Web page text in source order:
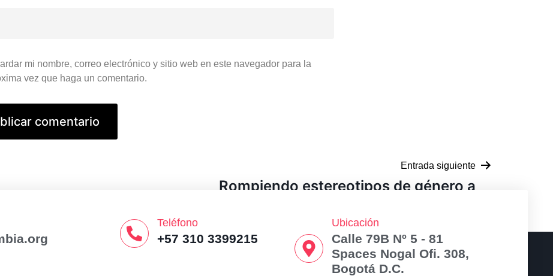
mi nombre, correo electrónico y sitio web en este navegador para la
vez que haga un comentario.
Entrada siguiente
Rompiendo estereotipos de género a
Teléfono
+57 310 3399215
Ubicación
Calle 79B Nº 5 - 81
Spaces Nogal Ofi. 308,
Bogotá D.C.